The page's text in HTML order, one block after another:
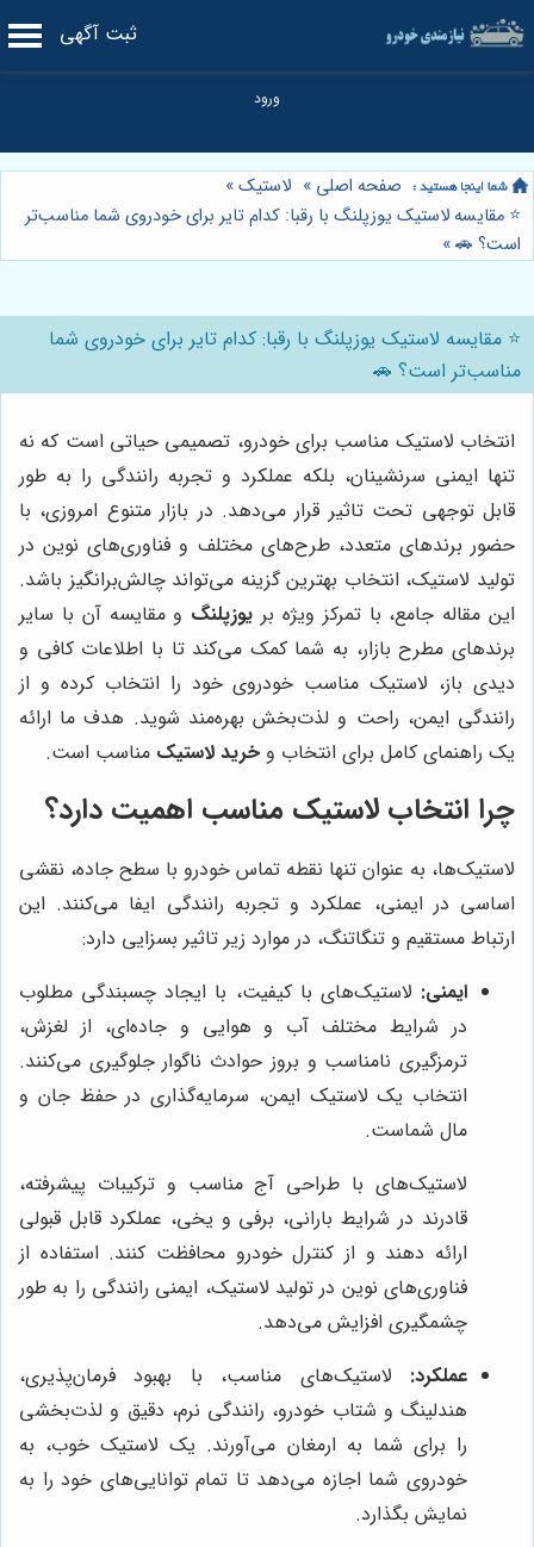
ثبت آگهی
صفحه اصلی » لاستیک»
⭐️ مقایسه لاستیک یوزپلنگ با رقبا: کدام تایر برای خودروی شما مناسب‌تر
است؟ 🚗»
⭐️ مقایسه لاستیک یوزپلنگ با رقبا: کدام تایر برای خودروی شما
مناسب‌تر است؟ 🚗
انتخاب لاستیک مناسب برای خودرو، تصمیمی حیاتی است که نه
تنها ایمنی سرنشینان، بلکه عملکرد و تجربه رانندگی را به طور
قابل توجهی تحت تاثیر قرار می‌دهد. در بازار متنوع امروزی، با
حضور برندهای متعدد، طرح‌های مختلف و فناوری‌های نوین در
تولید لاستیک، انتخاب بهترین گزینه می‌تواند چالش‌برانگیز باشد.
این مقاله جامع، با تمرکز ویژه بر یوزپلنگ و مقایسه آن با سایر
برندهای مطرح بازار، به شما کمک می‌کند تا با اطلاعات کافی و
دیدی باز، لاستیک مناسب خودروی خود را انتخاب کرده و از
رانندگی ایمن، راحت و لذت‌بخش بهره‌مند شوید. هدف ما ارائه
یک راهنمای کامل برای انتخاب و خرید لاستیک مناسب است.
چرا انتخاب لاستیک مناسب اهمیت دارد؟
لاستیک‌ها، به عنوان تنها نقطه تماس خودرو با سطح جاده، نقشی
اساسی در ایمنی، عملکرد و تجربه رانندگی ایفا می‌کنند. این
ارتباط مستقیم و تنگاتنگ، در موارد زیر تاثیر بسزایی دارد:
ایمنی: لاستیک‌های با کیفیت، با ایجاد چسبندگی مطلوب
در شرایط مختلف آب و هوایی و جاده‌ای، از لغزش،
ترمزگیری نامناسب و بروز حوادث ناگوار جلوگیری می‌کنند.
انتخاب یک لاستیک ایمن، سرمایه‌گذاری در حفظ جان و
مال شماست.
لاستیک‌های با طراحی آج مناسب و ترکیبات پیشرفته،
قادرند در شرایط بارانی، برفی و یخی، عملکرد قابل قبولی
ارائه دهند و از کنترل خودرو محافظت کنند. استفاده از
فناوری‌های نوین در تولید لاستیک، ایمنی رانندگی را به طور
چشمگیری افزایش می‌دهد.
عملکرد: لاستیک‌های مناسب، با بهبود فرمان‌پذیری،
هندلینگ و شتاب خودرو، رانندگی نرم، دقیق و لذت‌بخشی
را برای شما به ارمغان می‌آورند. یک لاستیک خوب، به
خودروی شما اجازه می‌دهد تا تمام توانایی‌های خود را به
نمایش بگذارد.